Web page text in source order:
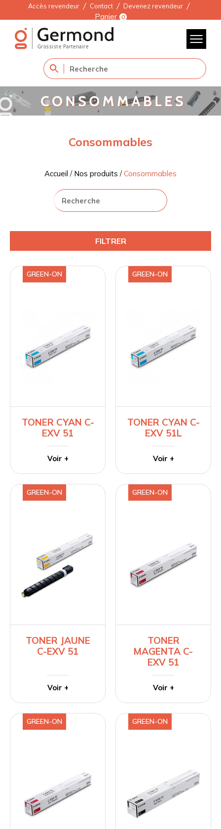
Accès revendeur Contact Devenez revendeur
Panier 0
Consommables
Accueil / Nos produits /Consommables
FILTRER
GREEN-ON
TONER CYAN C-
EXV 51
Voir +
GREEN-ON
TONER CYAN C-
EXV 51L
Voir +
GREEN-ON
TONER JAUNE
C-EXV 51
Voir +
GREEN-ON
TONER
MAGENTA C-
EXV 51
Voir +
GREEN-ON GREEN-ON